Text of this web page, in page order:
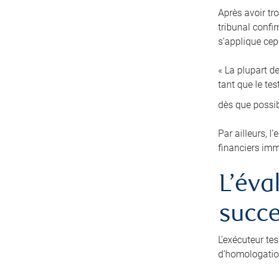
Après avoir
tribunal
s’applique
« La plupart
tant que le
dès que
Par ailleurs,
financiers
L’exécuteur